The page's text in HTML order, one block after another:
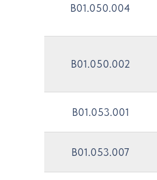
B01.050.004
B01.050.002
B01.053.001
B01.053.007